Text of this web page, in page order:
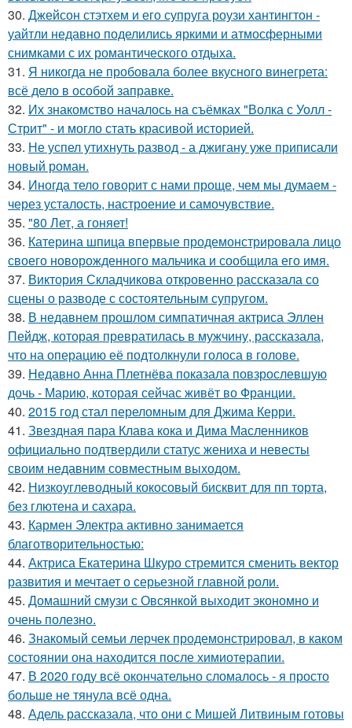
30. Джейсон стэтхем и его супруга роузи хантингтон -
уайтли недавно поделились яркими и атмосферными
снимками с их романтического отдыха.
31. Я никогда не пробовала более вкусного винегрета:
всё дело в особой заправке.
32. Их знакомство началось на съёмках "Волка с Уолл -
Стрит" - и могло стать красивой историей.
33. Не успел утихнуть развод - а джигану уже приписали
новый роман.
34. Иногда тело говорит с нами проще, чем мы думаем -
через усталость, настроение и самочувствие.
35. "80 Лет, а гоняет!
36. Катерина шпица впервые продемонстрировала лицо
своего новорожденного мальчика и сообщила его имя.
37. Виктория Складчикова откровенно рассказала со
сцены о разводе с состоятельным супругом.
38. В недавнем прошлом симпатичная актриса Эллен
Пейдж, которая превратилась в мужчину, рассказала,
что на операцию её подтолкнули голоса в голове.
39. Недавно Анна Плетнёва показала повзрослевшую
дочь - Марию, которая сейчас живёт во Франции.
40. 2015 год стал переломным для Джима Керри.
41. Звездная пара Клава кока и Дима Масленников
официально подтвердили статус жениха и невесты
своим недавним совместным выходом.
42. Низкоуглеводный кокосовый бисквит для пп торта,
без глютена и сахара.
43. Кармен Электра активно занимается
благотворительностью:
44. Актриса Екатерина Шкуро стремится сменить вектор
развития и мечтает о серьезной главной роли.
45. Домашний смузи с Овсянкой выходит экономно и
очень полезно.
46. Знакомый семьи лерчек продемонстрировал, в каком
состоянии она находится после химиотерапии.
47. В 2020 году всё окончательно сломалось - я просто
больше не тянула всё одна.
48. Адель рассказала, что они с Мишей Литвиным готовы